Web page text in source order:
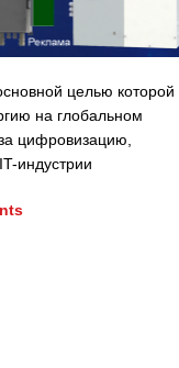
целью которой
на глобальном
цифровизацию,
индустрии